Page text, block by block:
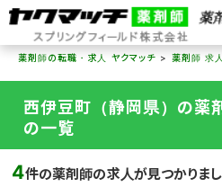
薬剤師の転職・求人 ヤクマッチ
薬剤師 求
西伊豆町（静岡県）の薬
の一覧
4件の薬剤師の求人が見つかりま